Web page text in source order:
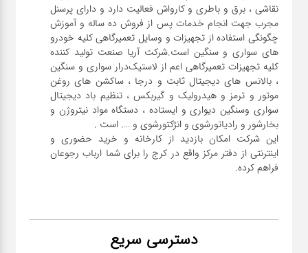
نقاشی ، برق و باطری و کارواش فعالیت دارد و دارای پرسنل
مجرب جهت انجام خدمات پس از فروش ده ساله و آموزش
چگونگی استفاده از تجهیزات و وسایل تعمیرگاهی کلیه خودرو
های سواری و سنگین است.شرکت آریا صنعت تولید کننده
کلیه تجهیزات تعمیرگاهی اعم از لاستیک‌درار سواری و ‌سنگین
، بالانس های دیجیتال ثابت و درجا ، ساکشن های روغن
موتور و ترمز و هیدرولیک و گیربکس ، تنظیم باد دیجیتال
سواری و‌سنگین دیواری و ایستاده ، دستگاه مواد نیتروژن و
این شرکت امکان بازدید از کارخانه و خرید حضوری و
اینترنتی از دفتر مرکز واقع در کرج را برای شما ارباب رجوعان
فراهم کرده.
دسترسی سریع